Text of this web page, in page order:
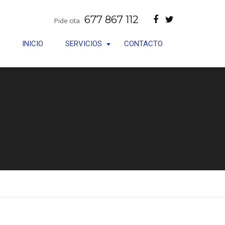
Pide cita 677 867 112
INICIO SERVICIOS CONTACTO